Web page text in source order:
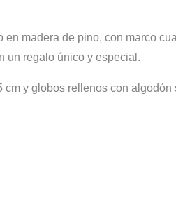
madera de pino, con marco
un regalo único y especial.
y globos rellenos con